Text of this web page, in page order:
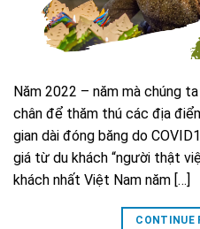
Năm 2022 – năm mà chúng
chân để thăm thú các địa
gian dài đóng băng do
giá từ du khách “người thật
khách nhất Việt Nam năm […]
CONTINUE